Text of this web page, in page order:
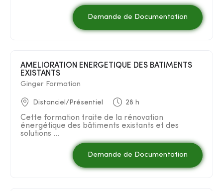
Demande de Documentation
AMELIORATION ENERGETIQUE DES BATIMENTS
EXISTANTS
Ginger Formation
Distanciel/Présentiel 28 h
Cette formation traite de la rénovation
énergétique des bâtiments existants et des
solutions ...
Demande de Documentation